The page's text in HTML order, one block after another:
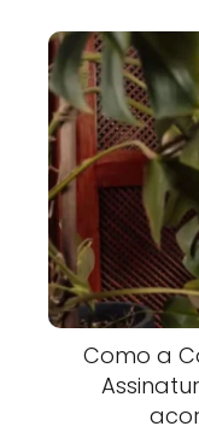
Como a